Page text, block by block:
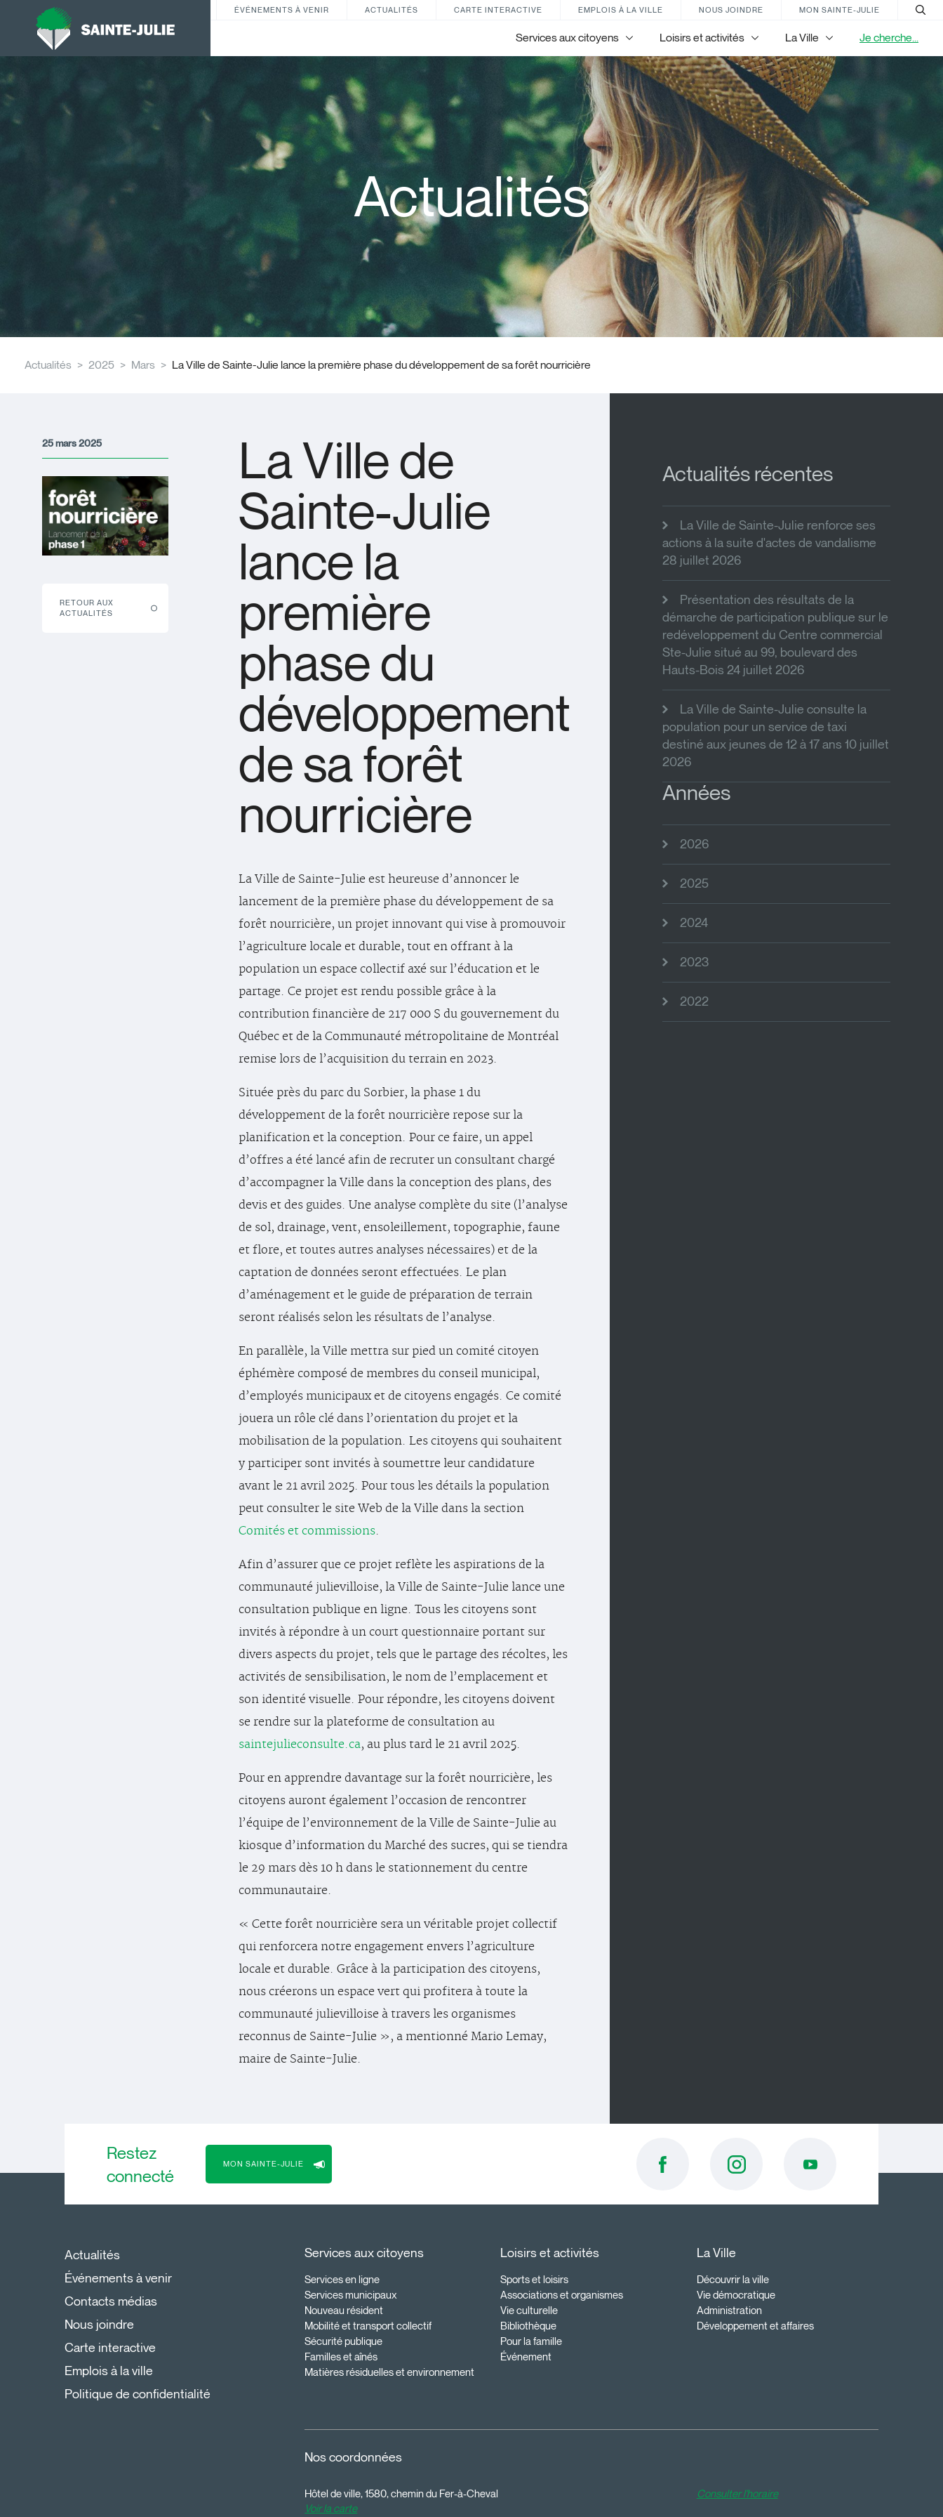
ÉVÉNEMENTS À VENIR ACTUALITÉS CARTE INTERACTIVE EMPLOIS À LA VILLE NOUS JOINDRE MON SAINTE-JULIE
Services aux citoyens Loisirs et activités La Ville Je cherche...
Actualités
Actualités 2025 Mars La Ville de Sainte-Julie lance la première phase du développement de sa forêt nourricière
25 mars 2025
RETOUR AUX
ACTUALITÉS
La Ville de
Sainte-Julie
lance la
première
phase du
développement
de sa forêt
nourricière
La Ville de Sainte-Julie est heureuse d’annoncer le
lancement de la première phase du développement de sa
forêt nourricière, un projet innovant qui vise à promouvoir
l’agriculture locale et durable, tout en offrant à la
population un espace collectif axé sur l’éducation et le
partage. Ce projet est rendu possible grâce à la
contribution financière de 217 000 $ du gouvernement du
Québec et de la Communauté métropolitaine de Montréal
remise lors de l’acquisition du terrain en 2023.
Située près du parc du Sorbier, la phase 1 du
développement de la forêt nourricière repose sur la
planification et la conception. Pour ce faire, un appel
d’offres a été lancé afin de recruter un consultant chargé
d’accompagner la Ville dans la conception des plans, des
devis et des guides. Une analyse complète du site (l’analyse
de sol, drainage, vent, ensoleillement, topographie, faune
et flore, et toutes autres analyses nécessaires) et de la
captation de données seront effectuées. Le plan
d’aménagement et le guide de préparation de terrain
seront réalisés selon les résultats de l’analyse.
En parallèle, la Ville mettra sur pied un comité citoyen
éphémère composé de membres du conseil municipal,
d’employés municipaux et de citoyens engagés. Ce comité
jouera un rôle clé dans l’orientation du projet et la
mobilisation de la population. Les citoyens qui souhaitent
y participer sont invités à soumettre leur candidature
avant le 21 avril 2025. Pour tous les détails la population
peut consulter le site Web de la Ville dans la section
Comités et commissions.
Afin d’assurer que ce projet reflète les aspirations de la
communauté julievilloise, la Ville de Sainte-Julie lance une
consultation publique en ligne. Tous les citoyens sont
invités à répondre à un court questionnaire portant sur
divers aspects du projet, tels que le partage des récoltes, les
activités de sensibilisation, le nom de l’emplacement et
son identité visuelle. Pour répondre, les citoyens doivent
se rendre sur la plateforme de consultation au
saintejulieconsulte.ca, au plus tard le 21 avril 2025.
Pour en apprendre davantage sur la forêt nourricière, les
citoyens auront également l’occasion de rencontrer
l’équipe de l’environnement de la Ville de Sainte-Julie au
kiosque d’information du Marché des sucres, qui se tiendra
le 29 mars dès 10 h dans le stationnement du centre
communautaire.
« Cette forêt nourricière sera un véritable projet collectif
qui renforcera notre engagement envers l’agriculture
locale et durable. Grâce à la participation des citoyens,
nous créerons un espace vert qui profitera à toute la
communauté julievilloise à travers les organismes
reconnus de Sainte-Julie », a mentionné Mario Lemay,
maire de Sainte-Julie.
Actualités récentes
La Ville de Sainte-Julie renforce ses
actions à la suite d'actes de vandalisme
28 juillet 2026
Présentation des résultats de la
démarche de participation publique sur le
redéveloppement du Centre commercial
Ste-Julie situé au 99, boulevard des
Hauts-Bois 24 juillet 2026
La Ville de Sainte-Julie consulte la
population pour un service de taxi
destiné aux jeunes de 12 à 17 ans 10 juillet
2026
Années
2026
2025
2024
2023
2022
Restez
connecté
MON SAINTE-JULIE
Actualités
Événements à venir
Contacts médias
Nous joindre
Carte interactive
Emplois à la ville
Politique de confidentialité
Services aux citoyens
Services en ligne
Services municipaux
Nouveau résident
Mobilité et transport collectif
Sécurité publique
Familles et aînés
Matières résiduelles et environnement
Loisirs et activités
Sports et loisirs
Associations et organismes
Vie culturelle
Bibliothèque
Pour la famille
Événement
La Ville
Découvrir la ville
Vie démocratique
Administration
Développement et affaires
Nos coordonnées
Hôtel de ville, 1580, chemin du Fer-à-Cheval
Voir la carte
Consulter l'horaire